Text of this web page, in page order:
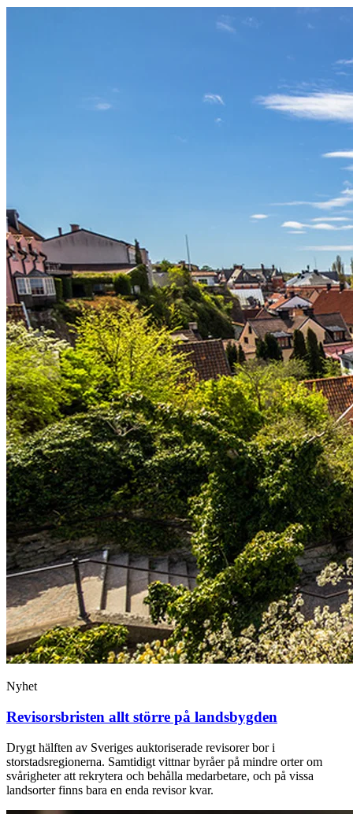
Nyhet
Revisorsbristen allt större på landsbygden
Drygt hälften av Sveriges auktoriserade revisorer bor i
storstadsregionerna. Samtidigt vittnar byråer på mindre orter om
svårigheter att rekrytera och behålla medarbetare, och på vissa
landsorter finns bara en enda revisor kvar.